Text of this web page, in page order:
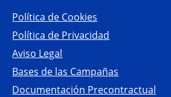
Política de Cookies
Política de Privacidad
Aviso Legal
Bases de las Campañas
Documentación Precontractual